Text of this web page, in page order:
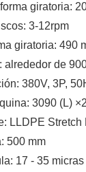
giratoria:
3-12rpm
giratoria: 490
alrededor de
380V, 3P,
3090 (L)
LLDPE Stretch
500 mm
17 - 35 micras